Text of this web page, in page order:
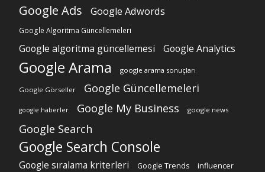
Google Ads Google Adwords
Google Algoritma Güncellemeleri
Google algoritma güncellemesi Google Analytics
Google Arama google arama sonuçları
Google Görseller Google Güncellemeleri
google haberler Google My Business google news
Google Search
Google Search Console
Google sıralama kriterleri Google Trends influencer